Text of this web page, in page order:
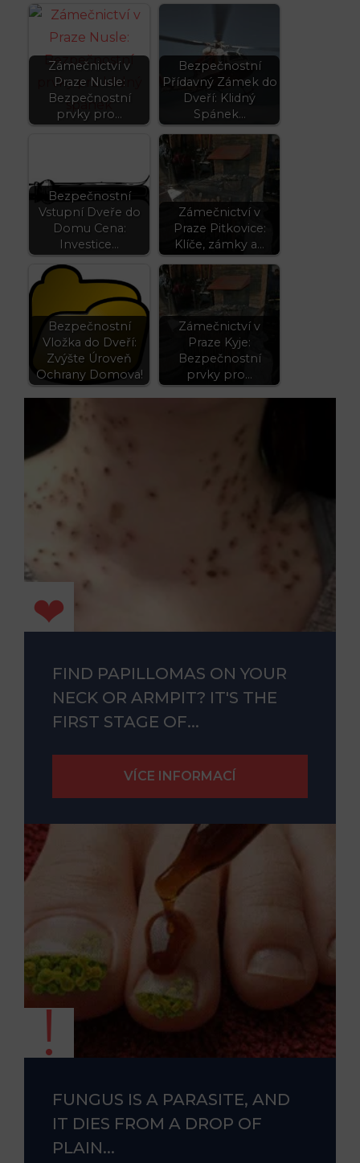
Zámečnictví v
Praze Nusle:
Bezpečnostní
prvky pro…
Bezpečnostní
Přídavný Zámek do
Dveří: Klidný
Spánek…
Bezpečnostní
Vstupní Dveře do
Domu Cena:
Investice…
Zámečnictví v
Praze Pitkovice:
Klíče, zámky a…
Bezpečnostní
Vložka do Dveří:
Zvýšte Úroveň
Ochrany Domova!
Zámečnictví v
Praze Kyje:
Bezpečnostní
prvky pro…
FIND PAPILLOMAS ON YOUR
NECK OR ARMPIT? IT'S THE
FIRST STAGE OF...
FUNGUS IS A PARASITE, AND
IT DIES FROM A DROP OF
PLAIN...